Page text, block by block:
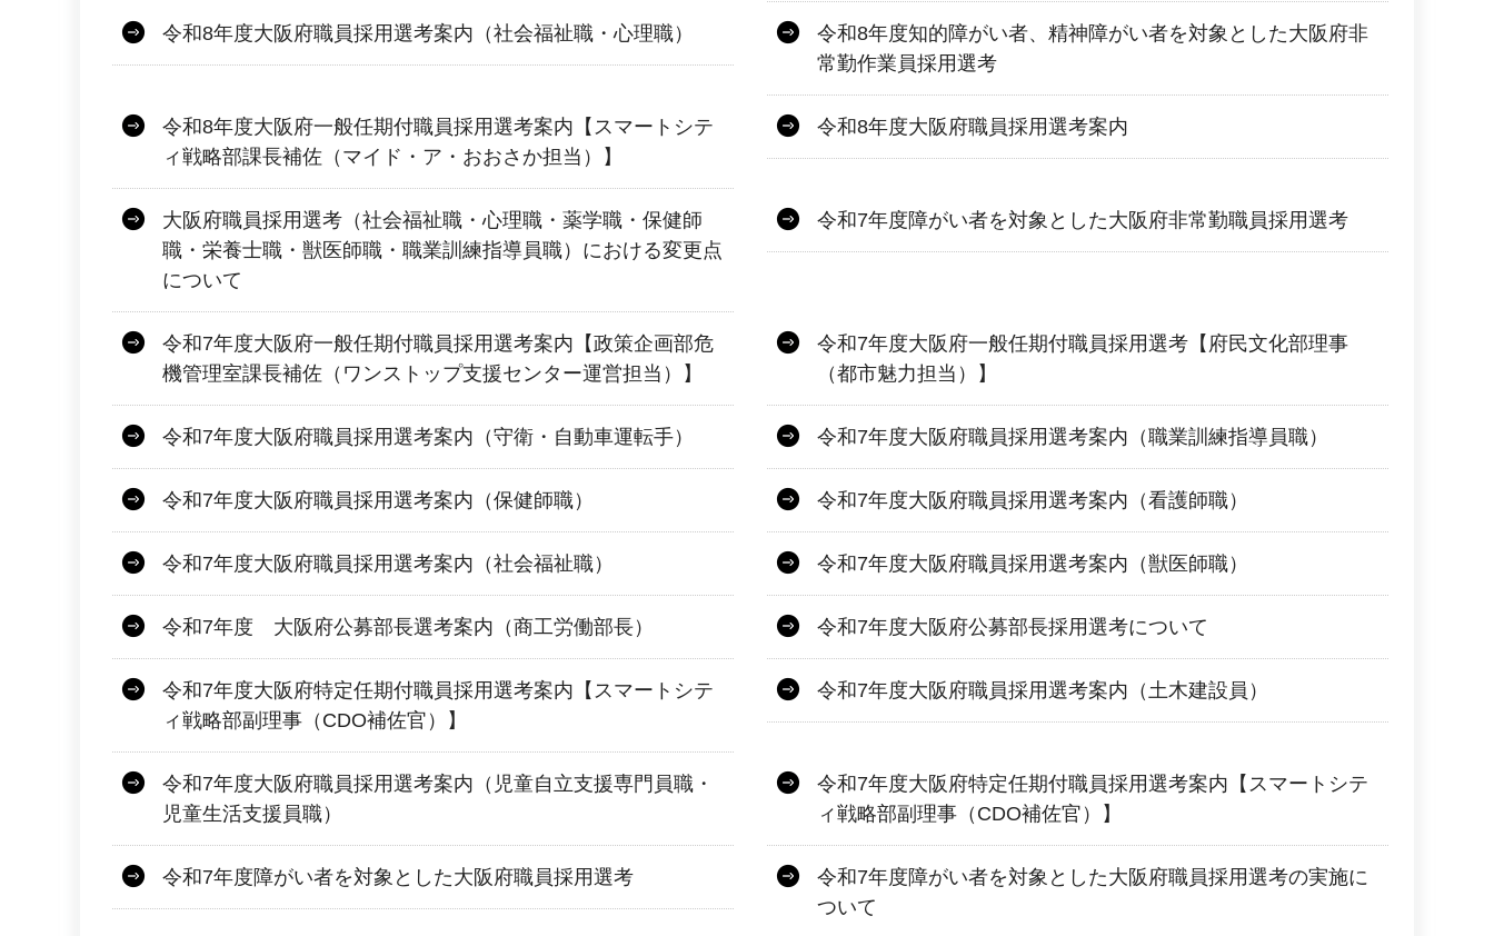
令和8年度大阪府職員採用選考案内（社会福祉職・心理職）
令和8年度知的障がい者、精神障がい者を対象とした大阪府非
常勤作業員採用選考
令和8年度大阪府一般任期付職員採用選考案内【スマートシテ
ィ戦略部課長補佐（マイド・ア・おおさか担当）】
令和8年度大阪府職員採用選考案内
大阪府職員採用選考（社会福祉職・心理職・薬学職・保健師
職・栄養士職・獣医師職・職業訓練指導員職）における変更点
について
令和7年度障がい者を対象とした大阪府非常勤職員採用選考
令和7年度大阪府一般任期付職員採用選考案内【政策企画部危
機管理室課長補佐（ワンストップ支援センター運営担当）】
令和7年度大阪府一般任期付職員採用選考【府民文化部理事
（都市魅力担当）】
令和7年度大阪府職員採用選考案内（守衛・自動車運転手） 令和7年度大阪府職員採用選考案内（職業訓練指導員職）
令和7年度大阪府職員採用選考案内（保健師職） 令和7年度大阪府職員採用選考案内（看護師職）
令和7年度大阪府職員採用選考案内（社会福祉職） 令和7年度大阪府職員採用選考案内（獣医師職）
令和7年度 大阪府公募部長選考案内（商工労働部長） 令和7年度大阪府公募部長採用選考について
令和7年度大阪府特定任期付職員採用選考案内【スマートシテ
ィ戦略部副理事（CDO補佐官）】
令和7年度大阪府職員採用選考案内（土木建設員）
令和7年度大阪府職員採用選考案内（児童自立支援専門員職・
児童生活支援員職）
令和7年度大阪府特定任期付職員採用選考案内【スマートシテ
ィ戦略部副理事（CDO補佐官）】
令和7年度障がい者を対象とした大阪府職員採用選考
令和7年度障がい者を対象とした大阪府職員採用選考の実施に
ついて